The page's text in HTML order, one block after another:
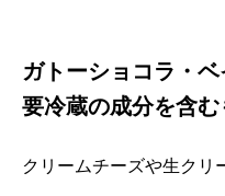
ガトーショコラ・
要冷蔵の成分を含む
クリームチーズや生クリ